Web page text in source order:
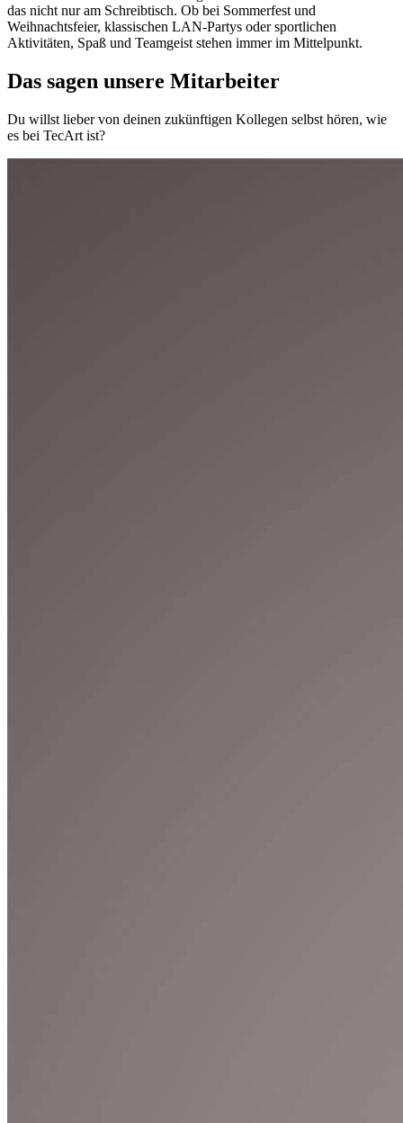
das nicht nur am Schreibtisch. Ob bei Sommerfest und
Weihnachtsfeier, klassischen LAN-Partys oder sportlichen
Aktivitäten, Spaß und Teamgeist stehen immer im Mittelpunkt.
Das sagen unsere Mitarbeiter
Du willst lieber von deinen zukünftigen Kollegen selbst hören, wie
es bei TecArt ist?